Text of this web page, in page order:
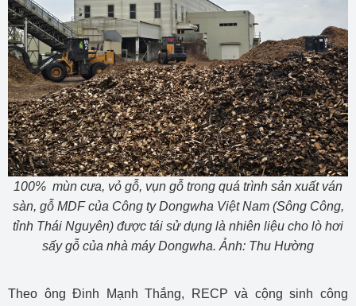
100% mùn cưa, vỏ gỗ, vụn gỗ trong quá trình sản xuất ván
sàn, gỗ MDF của Công ty Dongwha Việt Nam (Sông Công,
tỉnh Thái Nguyên) được tái sử dụng là nhiên liệu cho lò hơi
sấy gỗ của nhà máy Dongwha. Ảnh: Thu Hường
Theo ông Đinh Mạnh Thắng, RECP và cộng sinh công